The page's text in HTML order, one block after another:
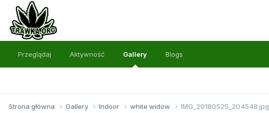
Przeglądaj Aktywność Gallery Blogs
Strona główna Gallery Indoor white widow IMG_20180525_204548.jpg